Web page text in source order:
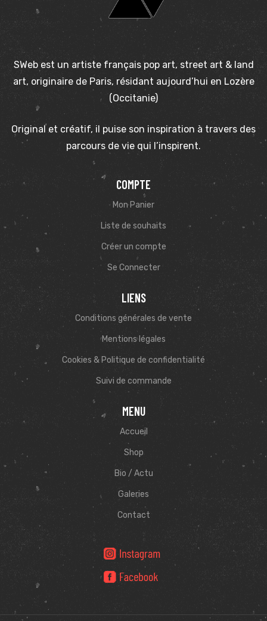
SWeb est un artiste français pop art, street art & land
art, originaire de Paris, résidant aujourd’hui en Lozère
(Occitanie)
Original et créatif, il puise son inspiration à travers des
parcours de vie qui l’inspirent.
COMPTE
Mon Panier
Liste de souhaits
Créer un compte
Se Connecter
LIENS
Conditions générales de vente
Mentions légales
Cookies & Politique de confidentialité
Suivi de commande
MENU
Accueil
Shop
Bio / Actu
Galeries
Contact